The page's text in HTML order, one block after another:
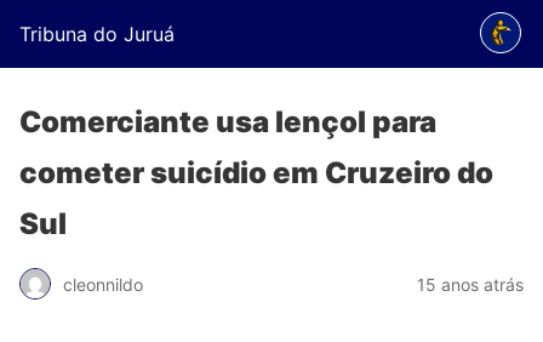
Tribuna do Juruá
Comerciante usa lençol para
cometer suicídio em Cruzeiro do
Sul
cleonnildo 15 anos atrás